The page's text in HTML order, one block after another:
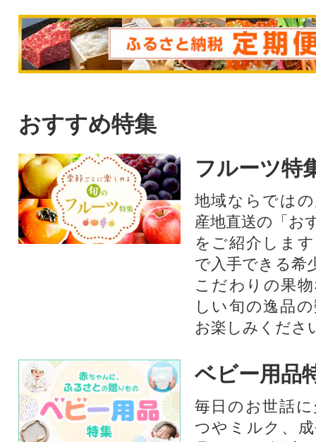
おすすめ特集
フルーツ特
地域ならでは
産地直送の「お
をご紹介しま
で入手できる希
こだわりの果
しい旬の逸品
お楽しみくださ
ベビー用品
毎日のお世話
つやミルク、